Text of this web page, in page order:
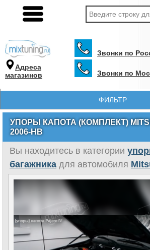
Адреса
магазинов
Звонки по
Звонки по
ФИЛЬТР
УПОРЫ КАПОТА (КОМПЛЕКТ)
2006-НВ
Вы находитесь в категории
багажника для автомобиля